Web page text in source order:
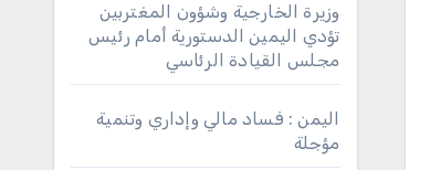
وزيرة الخارجية وشؤون المغتربين
تؤدي اليمين الدستورية أمام رئيس
مجلس القيادة الرئاسي
اليمن : فساد مالي وإداري وتنمية
مؤجلة